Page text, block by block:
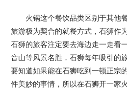
火锅这个餐饮品类区别于其他
旅游极为契合的就餐方式，石狮作
石狮的旅客注定要去海边走一走看
音山等风景名胜，石狮每年吸引的
要知道如果能在石狮吃到一顿正宗
件美妙的事情，所以在石狮开一家